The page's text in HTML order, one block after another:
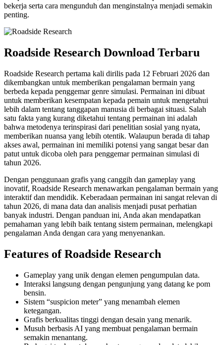
bekerja serta cara mengunduh dan menginstalnya menjadi semakin
penting.
Roadside Research Download Terbaru
Roadside Research pertama kali dirilis pada 12 Februari 2026 dan
dikembangkan untuk memberikan pengalaman bermain yang
berbeda kepada penggemar genre simulasi. Permainan ini dibuat
untuk memberikan kesempatan kepada pemain untuk mengetahui
lebih dalam tentang tanggapan manusia di berbagai situasi. Salah
satu fakta yang kurang diketahui tentang permainan ini adalah
bahwa metodenya terinspirasi dari penelitian sosial yang nyata,
memberikan nuansa yang lebih otentik. Walaupun berada di tahap
akses awal, permainan ini memiliki potensi yang sangat besar dan
patut untuk dicoba oleh para penggemar permainan simulasi di
tahun 2026.
Dengan penggunaan grafis yang canggih dan gameplay yang
inovatif, Roadside Research menawarkan pengalaman bermain yang
interaktif dan mendidik. Keberadaan permainan ini sangat relevan di
tahun 2026, di mana data dan analisis menjadi pusat perhatian
banyak industri. Dengan panduan ini, Anda akan mendapatkan
pemahaman yang lebih baik tentang sistem permainan, melengkapi
pengalaman Anda dengan cara yang menyenankan.
Features of Roadside Research
Gameplay yang unik dengan elemen pengumpulan data.
Interaksi langsung dengan pengunjung yang datang ke pom
bensin.
Sistem “suspicion meter” yang menambah elemen
ketegangan.
Grafis berkualitas tinggi dengan desain yang menarik.
Musuh berbasis AI yang membuat pengalaman bermain
semakin menantang.